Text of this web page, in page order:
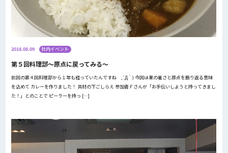
2018.08.09 社内イベント
第５回料理部～原点に戻ってみる～
前回の第４回料理部から１年も経っていたんですね ;´Д｀) 今回は夏の暑さと原点を振り返る意味
を込めて カレーを作りました！ 具材の下ごしらえ 参加者Ｆさんが「お手伝いしようと持ってきまし
た！」とのことで ピーラーを持っ […]